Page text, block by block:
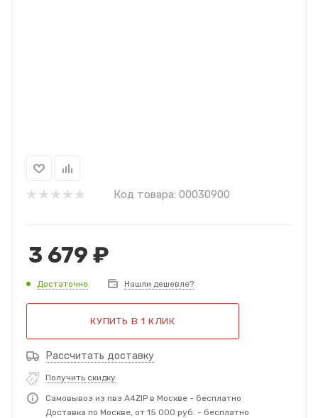
Код товара: 00030900
3 679 ₽
Достаточно Нашли дешевле?
КУПИТЬ В 1 КЛИК
Рассчитать доставку
Получить скидку
Самовывоз из пвз A4ZIP в Москве - бесплатно
Доставка по Москве, от 15 000 руб. - бесплатно